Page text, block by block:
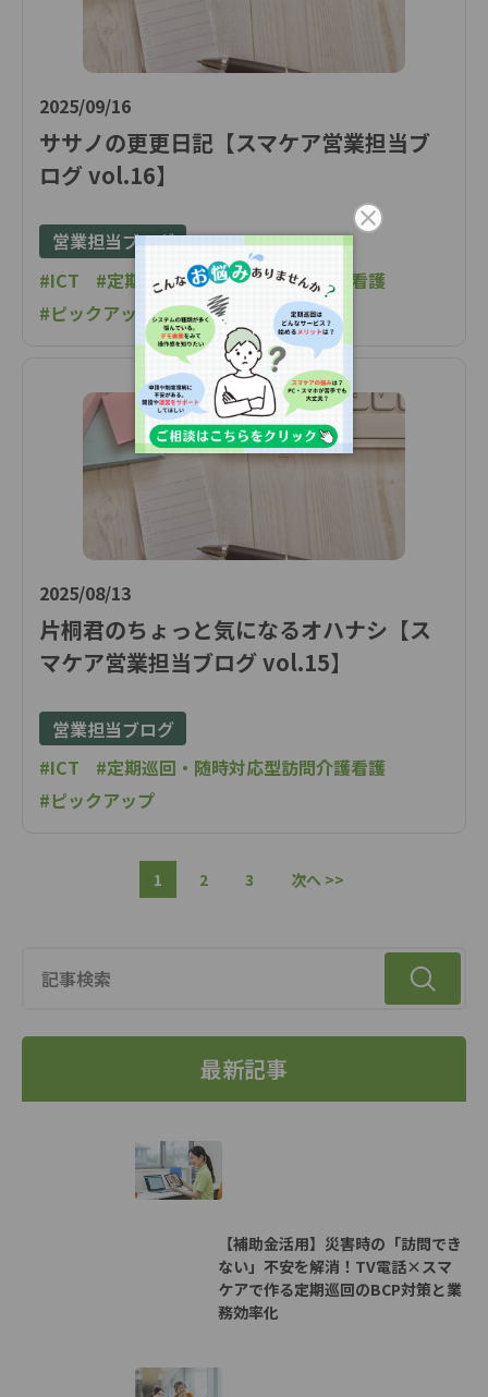
2025/09/16
ササノの更更日記【スマケア営業担当ブ
ログ vol.16】
営業担当ブログ
#ICT
#定期巡回・随時対応型訪問介護看護
#ピックアップ
2025/08/13
片桐君のちょっと気になるオハナシ【ス
マケア営業担当ブログ vol.15】
営業担当ブログ
#ICT
#定期巡回・随時対応型訪問介護看護
#ピックアップ
1 2 3 次へ >>
最新記事
【補助金活用】災害時の「訪問でき
ない」不安を解消！TV電話×スマ
ケアで作る定期巡回のBCP対策と業
務効率化